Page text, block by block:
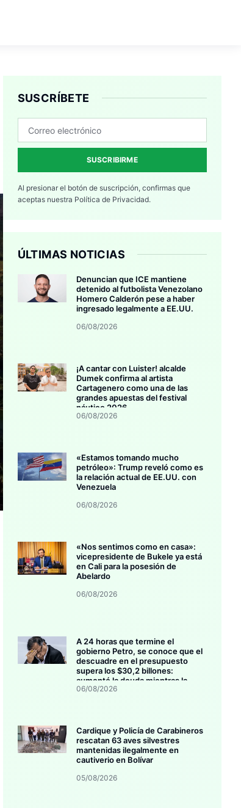
SUSCRÍBETE
SUSCRIBIRME
Al presionar el botón de suscripción, confirmas que
aceptas nuestra Política de Privacidad.
ÚLTIMAS NOTICIAS
Denuncian que ICE mantiene
detenido al futbolista Venezolano
Homero Calderón pese a haber
ingresado legalmente a EE.UU.
06/08/2026
¡A cantar con Luister! alcalde
Dumek confirma al artista
Cartagenero como una de las
grandes apuestas del festival
náutico 2026
06/08/2026
«Estamos tomando mucho
petróleo»: Trump reveló como es
la relación actual de EE.UU. con
Venezuela
06/08/2026
«Nos sentimos como en casa»:
vicepresidente de Bukele ya está
en Cali para la posesión de
Abelardo
06/08/2026
A 24 horas que termine el
gobierno Petro, se conoce que el
descuadre en el presupuesto
supera los $30,2 billones:
aumentó la deuda mientras la
inversión se estanca
06/08/2026
Cardique y Policía de Carabineros
rescatan 63 aves silvestres
mantenidas ilegalmente en
cautiverio en Bolívar
05/08/2026